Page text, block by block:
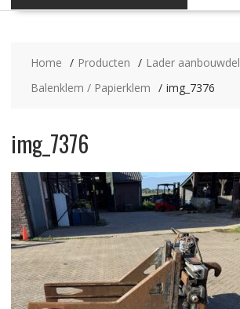
Home Producten
Lader
Balenklem / Papierklem
img_7376
img_7376